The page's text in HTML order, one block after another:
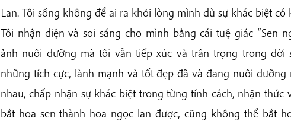
Lan. Tôi sống không để ai ra khỏi lòng mình dù sự khác biệt
Tôi nhận diện và soi sáng cho mình bằng cái tuệ giác “Sen
ảnh nuôi dưỡng mà tôi vẫn tiếp xúc và trân trọng trong đời
những tích cực, lành mạnh và tốt đẹp đã và đang nuôi
nhau, chấp nhận sự khác biệt trong từng tính cách, nhận
bắt hoa sen thành hoa ngọc lan được, cũng không thể bắt